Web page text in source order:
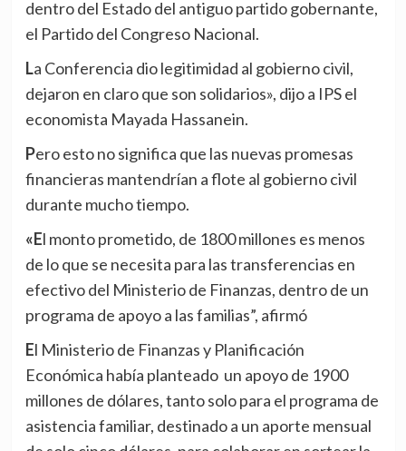
dentro del Estado del antiguo partido gobernante,
el Partido del Congreso Nacional.
La Conferencia dio legitimidad al gobierno civil,
dejaron en claro que son solidarios», dijo a IPS el
economista Mayada Hassanein.
Pero esto no significa que las nuevas promesas
financieras mantendrían a flote al gobierno civil
durante mucho tiempo.
«El monto prometido, de 1800 millones es menos
de lo que se necesita para las transferencias en
efectivo del Ministerio de Finanzas, dentro de un
programa de apoyo a las familias”, afirmó
El Ministerio de Finanzas y Planificación
Económica había planteado un apoyo de 1900
millones de dólares, tanto solo para el programa de
asistencia familiar, destinado a un aporte mensual